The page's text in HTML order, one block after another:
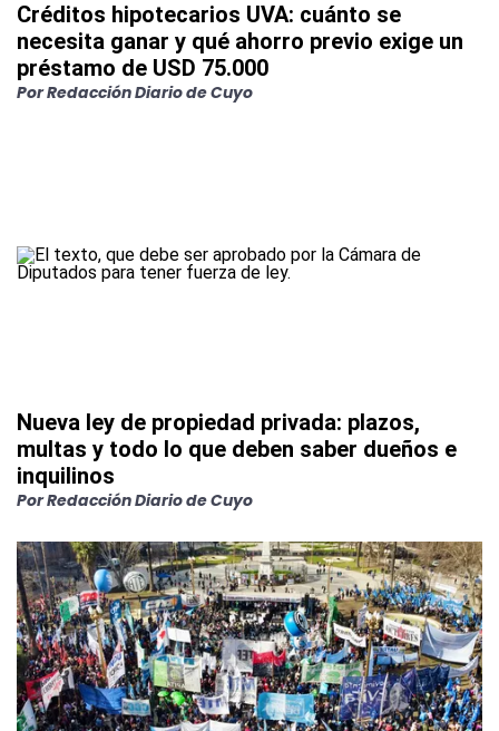
Créditos hipotecarios UVA: cuánto se
necesita ganar y qué ahorro previo exige un
préstamo de USD 75.000
PorRedacción Diario de Cuyo
Nueva ley de propiedad privada: plazos,
multas y todo lo que deben saber dueños e
inquilinos
PorRedacción Diario de Cuyo